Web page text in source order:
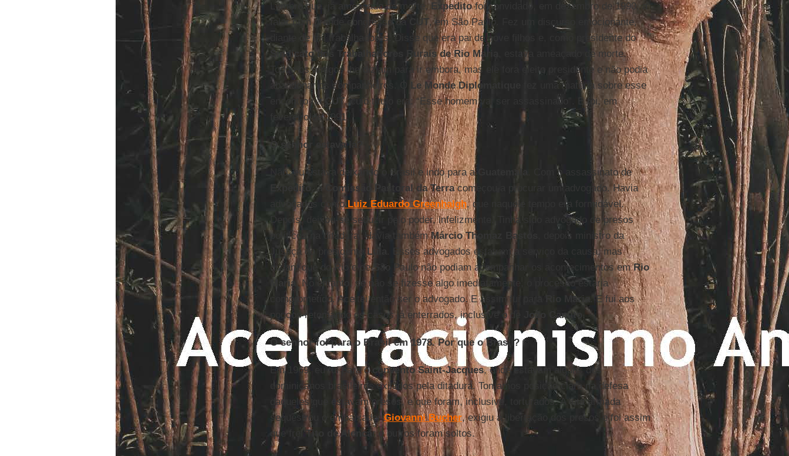
Lembro que, já ameaçado de morte, Expeditofoi convidado, em dezembro de 1990, a
falar num grande congresso da
CUT, em São Paulo. Fez um discurso emocionante,
diante de mil trabalhadores. Disse que era pai de nove filhos e, como presidente do
Sindicato dos Trabalhadores Rurais de Rio Maria
, estava ameaçado de morte.
Todos os amigos lhe diziam para ir embora, mas ele fora eleito presidente e não podia
abandonar os companheiros. O
Le Monde Diplomatique
fez uma matéria sobre esse
encontro na CUT, cujo título era: “Esse homem vai ser assassinado”. E foi, em
fevereiro de 1991.
O senhor estava lá?
Não, eu estava deixando o Brasil e indo para a
. Com o assassinato de
Expedito
, a Comissão Pastoral da Terracomeçou a procurar um advogado. Havia
advogados comoLuiz Eduardo Greenhalgh, que naquele tempo era formidável.
Depois, deixou-se seduzir pelo poder, infelizmente. Tinha sido advogado de presos
políticos na ditadura. Havia tambémMárcio Thomaz Bastos
, depois ministro da
Justiça do presidente Lula
. Esses advogados estavam a serviço da causa, mas
diziam que do Rio e de São Paulo não podiam acompanhar os acontecimentos emRio
Maria . No entanto, se não se fizesse algo imediatamente, o processo estaria
comprometido. Aceitei então ser o advogado. E assim fui para
Rio Maria
. E fui aos
poucos retomando os casos já enterrados, inclusive o de
João Canuto
O senhor foi para o Brasil em 1978. Por que o Brasil?
Em 1969, eu fui para o convento Saint-Jacques, onde estavam alguns dos
dominicanos brasileiros exilados pela ditadura. Tomamos posição clara na defesa
daqueles que estavam presos, e que foram, inclusive, torturados. A luta armada
sequestrou o embaixadorGiovanni Bucher, exigiu a libertação dos presos e foi assim
que frei Tito de Alencar e outros foram soltos.